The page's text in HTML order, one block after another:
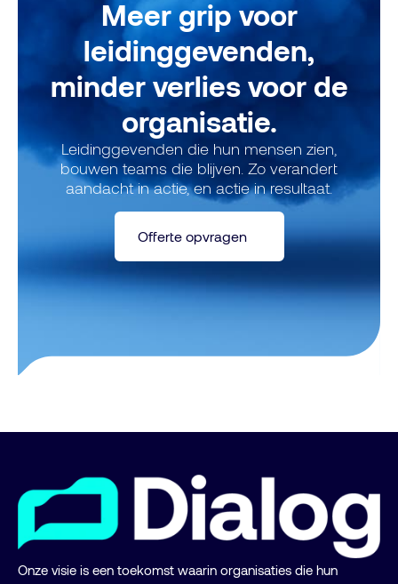
Meer grip voor
leidinggevenden,
minder verlies voor de
organisatie.
Leidinggevenden die hun mensen zien,
bouwen teams die blijven. Zo verandert
aandacht in actie, en actie in resultaat.
Offerte opvragen
Onze visie is een toekomst waarin organisaties die hun